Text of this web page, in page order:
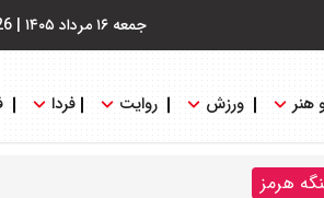
جمعه ۱۶ مرداد ۱۴۰۵ |
هنر ورزش روایت فردا
هرمز